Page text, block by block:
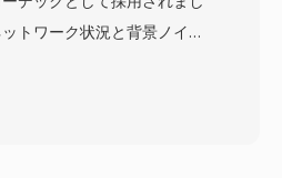
プライズVoIPテレフォニー
いますが、その簡潔なバイ
、変換ツールはペイロード
トワーク状況と背景ノイズ
から12.2 kbpsまでの8つの